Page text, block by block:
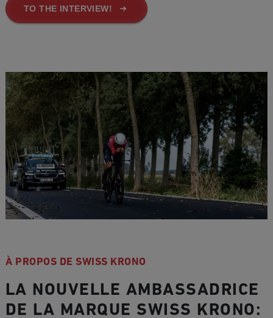
TO THE INTERVIEW!
À PROPOS DE SWISS KRONO
LA NOUVELLE AMBASSADRICE
DE LA MARQUE SWISS KRONO: